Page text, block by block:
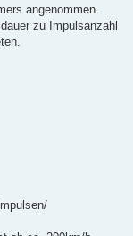
angenommen.
zu Impulsanzahl